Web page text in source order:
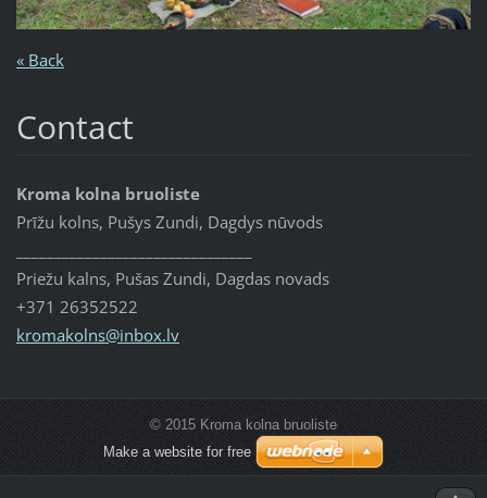
« Back
Contact
Kroma kolna bruoliste
Prīžu kolns, Pušys Zundi, Dagdys nūvods
Priežu kalns, Pušas Zundi, Dagdas novads
+371 26352522
kromakolns@inbox.lv
© 2015 Kroma kolna bruoliste
Make a website for free